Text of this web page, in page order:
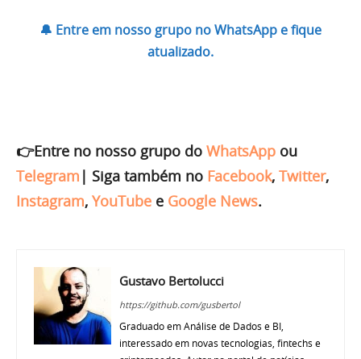
🔔 Entre em nosso grupo no WhatsApp e fique
atualizado.
👉Entre no nosso grupo do WhatsApp ou
Telegram | Siga também no Facebook, Twitter,
Instagram, YouTube e Google News.
Gustavo Bertolucci
https://github.com/gusbertol
Graduado em Análise de Dados e BI,
interessado em novas tecnologias, fintechs e